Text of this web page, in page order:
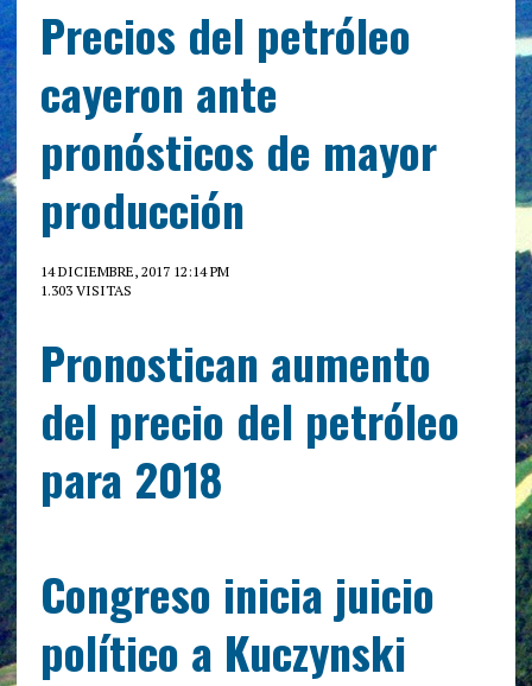
Precios del petróleo
cayeron ante
pronósticos de mayor
producción
14 DICIEMBRE, 2017 12:14 PM
1.303 VISITAS
Pronostican aumento
del precio del petróleo
para 2018
Congreso inicia juicio
político a Kuczynski